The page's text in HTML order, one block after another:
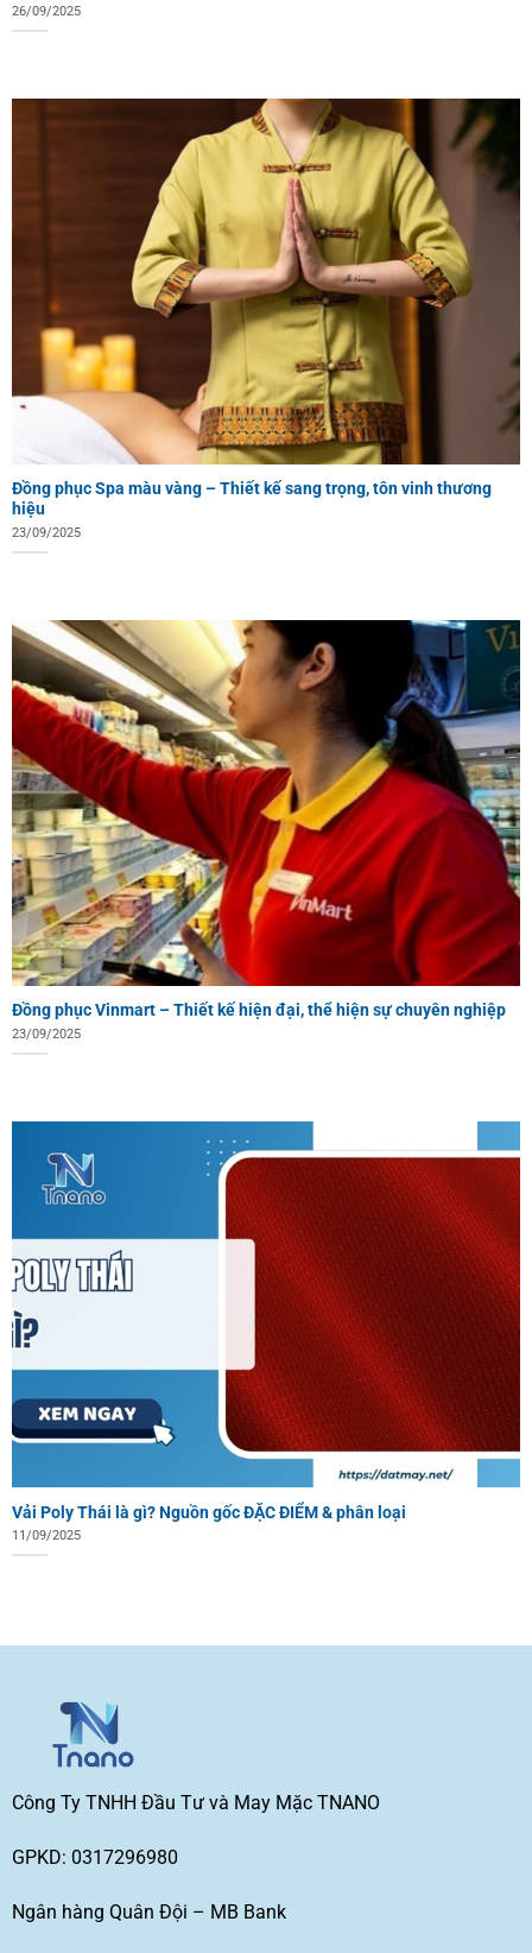
26/09/2025
Đồng phục Spa màu vàng – Thiết kế sang trọng, tôn vinh thương
hiệu
23/09/2025
Đồng phục Vinmart – Thiết kế hiện đại, thể hiện sự chuyên nghiệp
23/09/2025
Vải Poly Thái là gì? Nguồn gốc ĐẶC ĐIỂM & phân loại
11/09/2025
Công Ty TNHH Đầu Tư và May Mặc TNANO
GPKD: 0317296980
Ngân hàng Quân Đội – MB Bank